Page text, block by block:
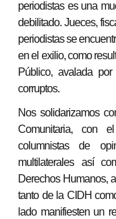
periodistas es una
debilitado. Jueces,
periodistas se
en el exilio, como
Público, avalada
corruptos.
Nos solidarizamos
Comunitaria, con
columnistas de
multilaterales así
Derechos Humanos,
tanto de la CIDH
lado manifiesten un